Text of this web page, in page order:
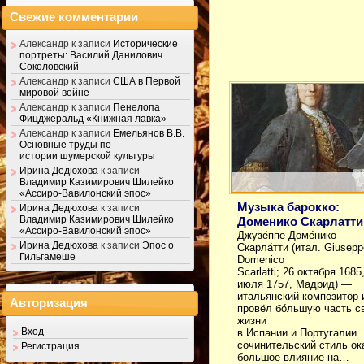
Музыка барокко:
Доменико Скарлатти
Джузе́ппе Доме́нико
Скарла́тти (итал.
Domenico
Scarlatti; 26 октября
июля 1757, Мадрид) —
итальянский композитор
провёл бо́льшую часть
жизни
в Испании и Португалии.
сочинительский стиль
большое влияние на…
Свежие комментарии
Александр к записи Исторические
портреты: Василий Данилович
Соколовский
Александр к записи США в Первой
мировой войне
Александр к записи Пенелопа
Фицджеральд «Книжная лавка»
Александр к записи Емельянов В.В.
Основные труды по
истории шумерской культуры
Ирина Дедюхова к записи
Владимир Казимирович Шилейко
«Ассиро-Вавилонский эпос»
Ирина Дедюхова к записи
Владимир Казимирович Шилейко
«Ассиро-Вавилонский эпос»
Ирина Дедюхова к записи Эпос о
Гильгамеше
Авторизация
Вход
Регистрация